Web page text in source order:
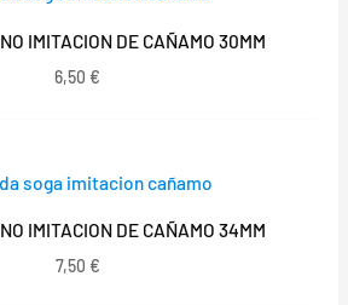
IMITACION DE CAÑAMO 30MM
6,50 €
IMITACION DE CAÑAMO 34MM
7,50 €